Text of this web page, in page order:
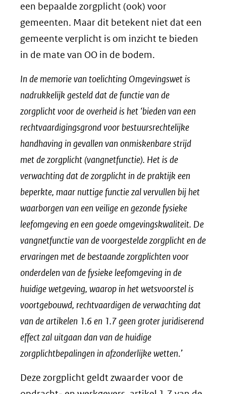
een bepaalde zorgplicht (ook) voor
gemeenten. Maar dit betekent niet dat een
gemeente verplicht is om inzicht te bieden
in de mate van OO in de bodem.
In de memorie van toelichting Omgevingswet is
nadrukkelijk gesteld dat de functie van de
zorgplicht voor de overheid is het ‘bieden van een
rechtvaardigingsgrond voor bestuursrechtelijke
handhaving in gevallen van onmiskenbare strijd
met de zorgplicht (vangnetfunctie). Het is de
verwachting dat de zorgplicht in de praktijk een
beperkte, maar nuttige functie zal vervullen bij het
waarborgen van een veilige en gezonde fysieke
leefomgeving en een goede omgevingskwaliteit. De
vangnetfunctie van de voorgestelde zorgplicht en de
ervaringen met de bestaande zorgplichten voor
onderdelen van de fysieke leefomgeving in de
huidige wetgeving, waarop in het wetsvoorstel is
voortgebouwd, rechtvaardigen de verwachting dat
van de artikelen 1.6 en 1.7 geen groter juridiserend
effect zal uitgaan dan van de huidige
zorgplichtbepalingen in afzonderlijke wetten.’
Deze zorgplicht geldt zwaarder voor de